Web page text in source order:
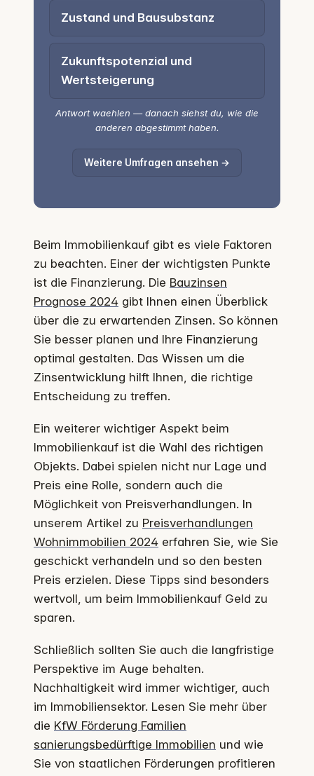
Zustand und Bausubstanz
Zukunftspotenzial und
Wertsteigerung
Antwort waehlen — danach siehst du, wie die
anderen abgestimmt haben.
Weitere Umfragen ansehen →
Beim Immobilienkauf gibt es viele Faktoren
zu beachten. Einer der wichtigsten Punkte
ist die Finanzierung. Die Bauzinsen
Prognose 2024 gibt Ihnen einen Überblick
über die zu erwartenden Zinsen. So können
Sie besser planen und Ihre Finanzierung
optimal gestalten. Das Wissen um die
Zinsentwicklung hilft Ihnen, die richtige
Entscheidung zu treffen.
Ein weiterer wichtiger Aspekt beim
Immobilienkauf ist die Wahl des richtigen
Objekts. Dabei spielen nicht nur Lage und
Preis eine Rolle, sondern auch die
Möglichkeit von Preisverhandlungen. In
unserem Artikel zu Preisverhandlungen
Wohnimmobilien 2024 erfahren Sie, wie Sie
geschickt verhandeln und so den besten
Preis erzielen. Diese Tipps sind besonders
wertvoll, um beim Immobilienkauf Geld zu
sparen.
Schließlich sollten Sie auch die langfristige
Perspektive im Auge behalten.
Nachhaltigkeit wird immer wichtiger, auch
im Immobiliensektor. Lesen Sie mehr über
die KfW Förderung Familien
sanierungsbedürftige Immobilien und wie
Sie von staatlichen Förderungen profitieren